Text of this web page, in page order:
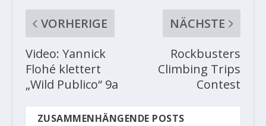
VORHERIGE
Video: Yannick
Flohé klettert
„Wild Publico“ 9a
NÄCHSTE
Rockbusters
Climbing Trips
Contest
ZUSAMMENHÄNGENDE POSTS